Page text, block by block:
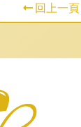
回上一頁